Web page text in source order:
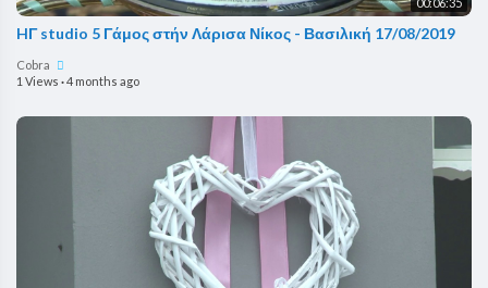
HΓ studio 5 Γάμος στήν Λάρισα Νίκος - Βασιλική 17/08/2019
Cobra
1 Views ·4 months ago